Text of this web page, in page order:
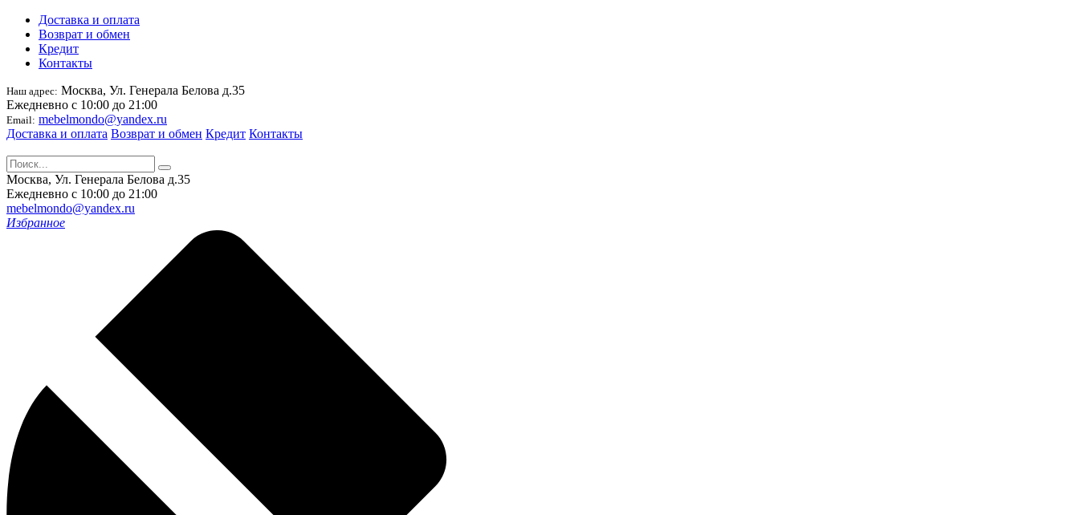
Доставка и оплата
Возврат и обмен
Кредит
Контакты
Наш адрес: Москва, Ул. Генерала Белова д.35
Ежедневно с 10:00 до 21:00
Email: mebelmondo@yandex.ru
Доставка и оплата Возврат и обмен Кредит Контакты
Москва, Ул. Генерала Белова д.35
Ежедневно с 10:00 до 21:00
mebelmondo@yandex.ru
Избранное